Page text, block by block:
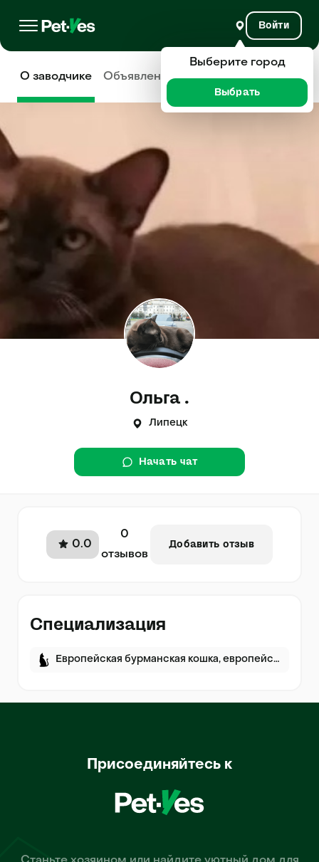
Войти
О заводчике Объявления Отзывы
Ольга .
Липецк
Начать чат
0.0
0
отзывов
Добавить отзыв
Специализация
Европейская бурманская кошка, европейская бурма
Присоединяйтесь к
Выберите город
Выбрать